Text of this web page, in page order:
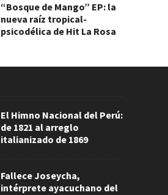
“Bosque de Mango” EP: la
nueva raíz tropical-
psicodélica de Hit La Rosa
El Himno Nacional del Perú:
de 1821 al arreglo
italianizado de 1869
Fallece Joseycha,
intérprete ayacuchano del